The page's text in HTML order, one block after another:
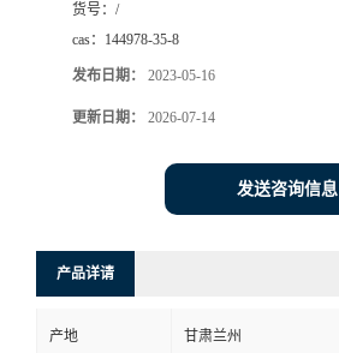
货号： /
cas： 144978-35-8
发布日期： 2023-05-16
更新日期： 2026-07-14
发送咨询信息
产品详请
产地 甘肃兰州